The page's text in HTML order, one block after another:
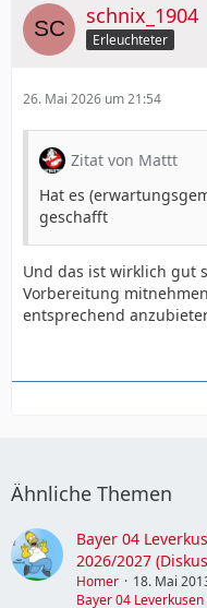
schnix_1904
Erleuchteter
26. Mai 2026 um 21:54
Zitat von Mattt
Hat es
geschafft
Und das ist wirklich gut
Vorbereitung
entsprechend
Ähnliche Themen
Bayer 04
2026/2027
Homer
18. Mai
Bayer 04